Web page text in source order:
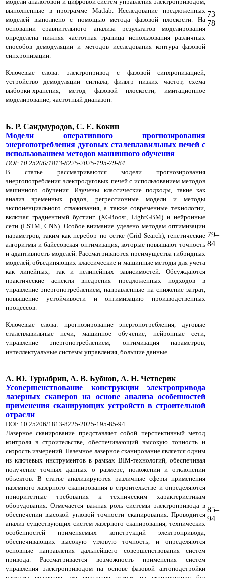
выполненные в программе Matlab. Исследование предложенных
моделей выполнено с помощью метода фазовой плоскости. На
основании сравнительного анализа результатов моделирования
определена нижняя частотная граница использования различных
способов демодуляции и методов исследования контура фазовой
синхронизации.
Ключевые слова: электропривод с фазовой синхронизацией,
устройство демодуляции сигнала, фильтр низких частот, схема
выборки-хранения, метод фазовой плоскости, имитационное
моделирование, частотный диапазон.
73–
78
Б. Р. Саидмуродов, С. Е. Кокин
Модели оперативного прогнозирования
энергопотребления дуговых сталеплавильных печей с
использованием методов машинного обучения
DOI: 10.25206/1813-8225-2025-195-79-84
В статье рассматриваются модели прогнозирования
энергопотребления электродуговых печей с использованием методов
машинного обучения. Изучены классические подходы, такие как
анализ временных рядов, регрессионные модели и методы
экспоненциального сглаживания, а также современные технологии,
включая градиентный бустинг (XGBoost, LightGBM) и нейронные
сети (LSTM, CNN). Особое внимание уделено методам оптимизации
параметров, таким как перебор по сетке (Grid Search), генетические
алгоритмы и байесовская оптимизация, которые повышают точность
и адаптивность моделей. Рассматриваются преимущества гибридных
моделей, объединяющих классические и машинные методы для учета
как линейных, так и нелинейных зависимостей. Обсуждаются
практические аспекты внедрения предложенных подходов в
управление энергопотреблением, направленные на снижение затрат,
повышение устойчивости и оптимизацию производственных
процессов.
Ключевые слова: прогнозирование энергопотребления, дуговые
сталеплавильные печи, машинное обучение, нейронные сети,
управление энергопотреблением, оптимизация параметров,
интеллектуальные системы управления, большие данные.
79–
84
А. Ю. Турыбрин, А. В. Бубнов, А. Н. Четверик
Усовершенствование конструкции электропривода
лазерных сканеров на основе анализа особенностей
применения сканирующих устройств в строительной
отрасли
DOI: 10.25206/1813-8225-2025-195-85-94
Лазерное сканирование представляет собой перспективный метод
контроля в строительстве, обеспечивающий высокую точность и
скорость измерений. Наземное лазерное сканирование является одним
из ключевых инструментов в рамках BIM-технологий, обеспечивая
получение точных данных о размере, положении и отклонении
объектов. В статье анализируются различные сферы применения
наземного лазерного сканирования в строительстве и определяются
приоритетные требования к техническим характеристикам
оборудования. Отмечается важная роль системы электропривода в
обеспечении высокой угловой точности сканирования. Проводится
анализ существующих систем лазерного сканирования, технических
особенностей применяемых конструкций электропривода,
обеспечивающих высокую угловую точность, и определяются
основные направления дальнейшего совершенствования систем
привода. Рассматривается возможность применения систем
управления электроприводом на основе фазовой автоподстройки
85–
94